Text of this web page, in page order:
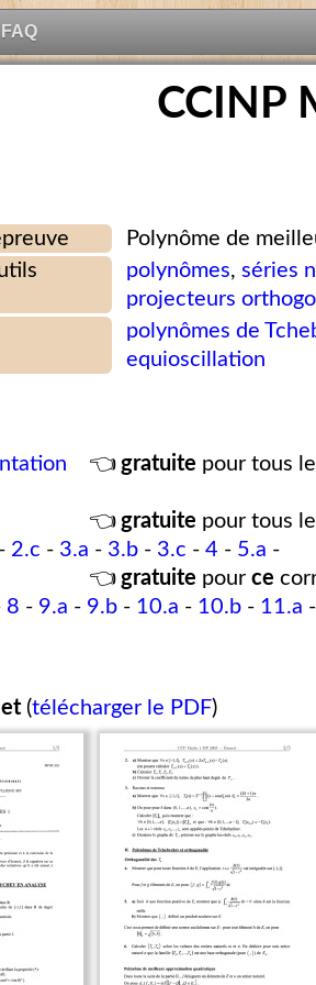
FAQ
CCINP
Polynôme de
polynômes,séries
projecteurs
polynômes de
equioscillation
👈 gratuite pour tous
👈 gratuite pour tous
- 2.c - 3.a - 3.b - 3.c - 4 - 5.a -
👈 gratuite pour ce
8 - 9.a - 9.b - 10.a - 10.b - 11.a -
(télécharger le PDF)